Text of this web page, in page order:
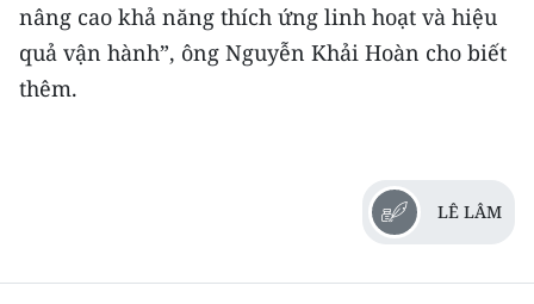
nâng cao khả năng thích ứng linh hoạt và hiệu
quả vận hành”, ông Nguyễn Khải Hoàn cho biết
thêm.
LÊ LÂM